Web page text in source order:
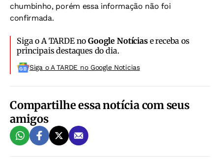
chumbinho, porém essa informação não foi
confirmada.
Siga o A TARDE noGoogle Notíciase receba os
principais destaques do dia.
Siga o A TARDE no Google Noticias
Compartilhe essa notícia com seus
amigos